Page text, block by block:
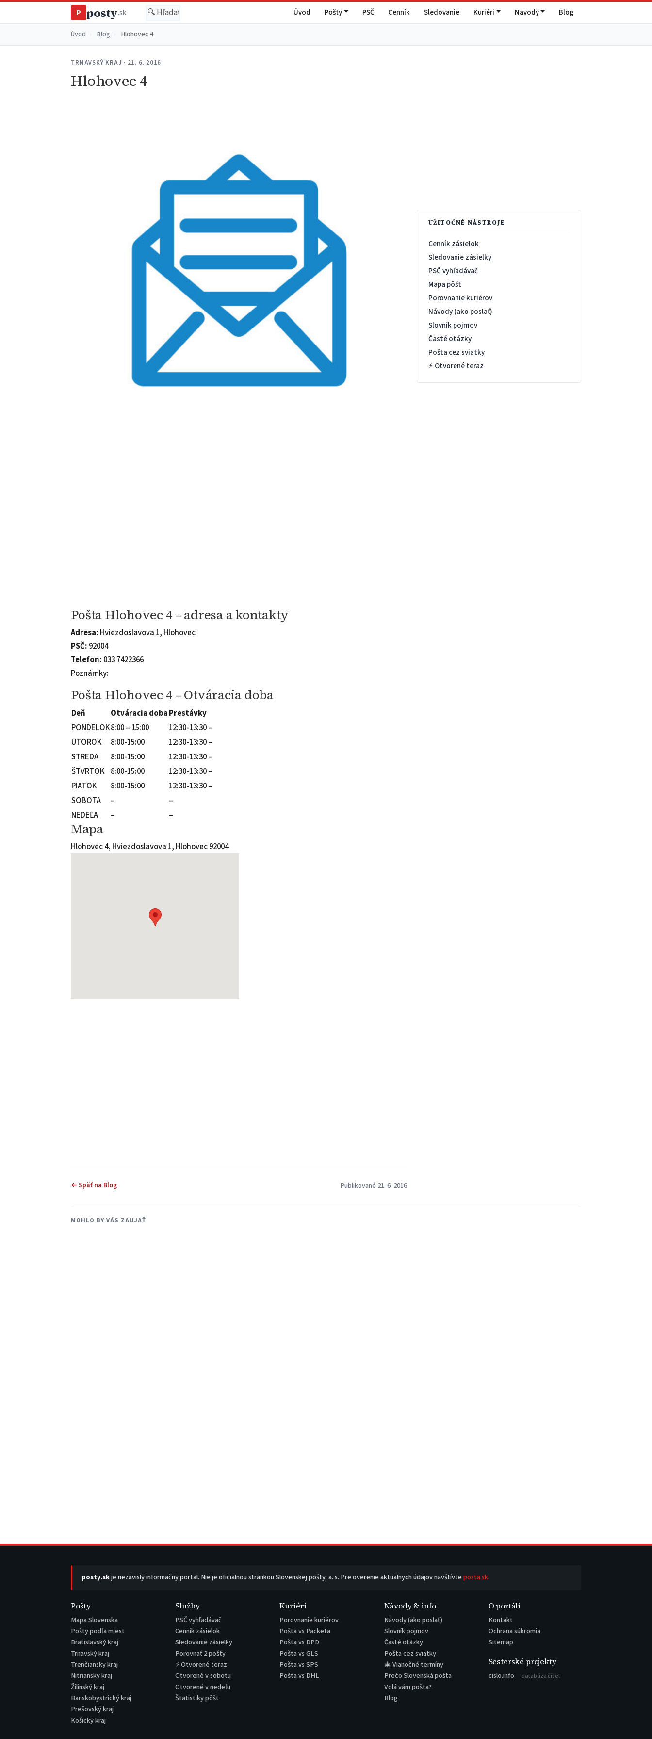
P posty.sk Úvod Pošty PSČ Cenník Sledovanie Kuriéri Návody Blog
Úvod Blog Hlohovec 4
TRNAVSKÝ KRAJ · 21. 6. 2016
Hlohovec 4
Pošta Hlohovec 4 – adresa a kontakty
Adresa: Hviezdoslavova 1, Hlohovec
PSČ: 92004
Telefon: 033 7422366
Poznámky:
Pošta Hlohovec 4 – Otváracia doba
Deň Otváracia dobaPrestávky
PONDELOK8:00 – 15:00
12:30-13:30 –
UTOROK
8:00-15:00
12:30-13:30 –
STREDA
8:00-15:00
12:30-13:30 –
ŠTVRTOK 8:00-15:00
12:30-13:30 –
PIATOK
8:00-15:00
12:30-13:30 –
SOBOTA
–
–
NEDEĽA
– –
Mapa
Hlohovec 4, Hviezdoslavova 1, Hlohovec 92004
← Späť na Blog Publikované 21. 6. 2016
UŽITOČNÉ NÁSTROJE
Cenník zásielok
Sledovanie zásielky
PSČ vyhľadávač
Mapa pôšt
Porovnanie kuriérov
Návody (ako poslať)
Slovník pojmov
Časté otázky
Pošta cez sviatky
⚡ Otvorené teraz
MOHLO BY VÁS ZAUJAŤ
posty.skje nezávislý informačný portál. Nie je oficiálnou stránkou Slovenskej pošty, a. s. Pre overenie aktuálnych údajov navštívteposta.sk.
Pošty
Mapa Slovenska
Pošty podľa miest
Bratislavský kraj
Trnavský kraj
Trenčiansky kraj
Nitriansky kraj
Žilinský kraj
Banskobystrický kraj
Prešovský kraj
Košický kraj
Služby
PSČ vyhľadávač
Cenník zásielok
Sledovanie zásielky
Porovnať 2 pošty
⚡ Otvorené teraz
Otvorené v sobotu
Otvorené v nedeľu
Štatistiky pôšt
Kuriéri
Porovnanie kuriérov
Pošta vs Packeta
Pošta vs DPD
Pošta vs GLS
Pošta vs SPS
Pošta vs DHL
Návody & info
Návody (ako poslať)
Slovník pojmov
Časté otázky
Pošta cez sviatky
🎄 Vianočné termíny
Prečo Slovenská pošta
Volá vám pošta?
Blog
O portáli
Kontakt
Ochrana súkromia
Sitemap
Sesterské projekty
cislo.info — databáza čísel